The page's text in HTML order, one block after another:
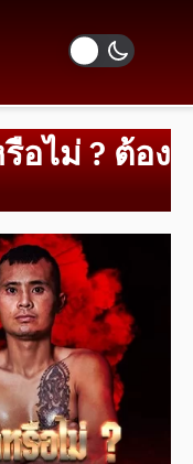
อไม่ ? ต้อง